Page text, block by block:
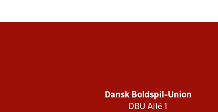
Dansk Boldspil-Union
DBU Allé 1